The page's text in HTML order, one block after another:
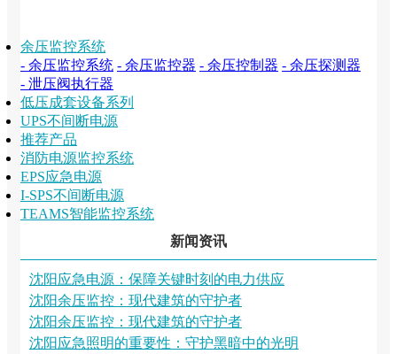
余压监控系统
- 余压监控系统 - 余压监控器 - 余压控制器 - 余压探测器
- 泄压阀执行器
低压成套设备系列
UPS不间断电源
推荐产品
消防电源监控系统
EPS应急电源
I-SPS不间断电源
TEAMS智能监控系统
新闻资讯
沈阳应急电源：保障关键时刻的电力供应
沈阳余压监控：现代建筑的守护者
沈阳余压监控：现代建筑的守护者
沈阳应急照明​的重要性：守护黑暗中的光明